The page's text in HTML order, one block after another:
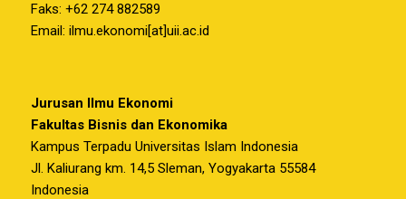
Faks: +62 274 882589
Email: ilmu.ekonomi[at]uii.ac.id
Jurusan Ilmu Ekonomi
Fakultas Bisnis dan Ekonomika
Kampus Terpadu Universitas Islam Indonesia
Jl. Kaliurang km. 14,5 Sleman, Yogyakarta 55584
Indonesia